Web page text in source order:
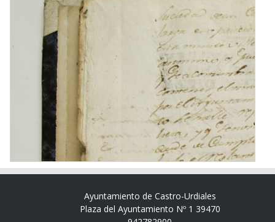
Ayuntamiento de Castro-Urdiales
Plaza del Ayuntamiento Nº 1 39470